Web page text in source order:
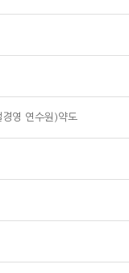
영 연수원)약도